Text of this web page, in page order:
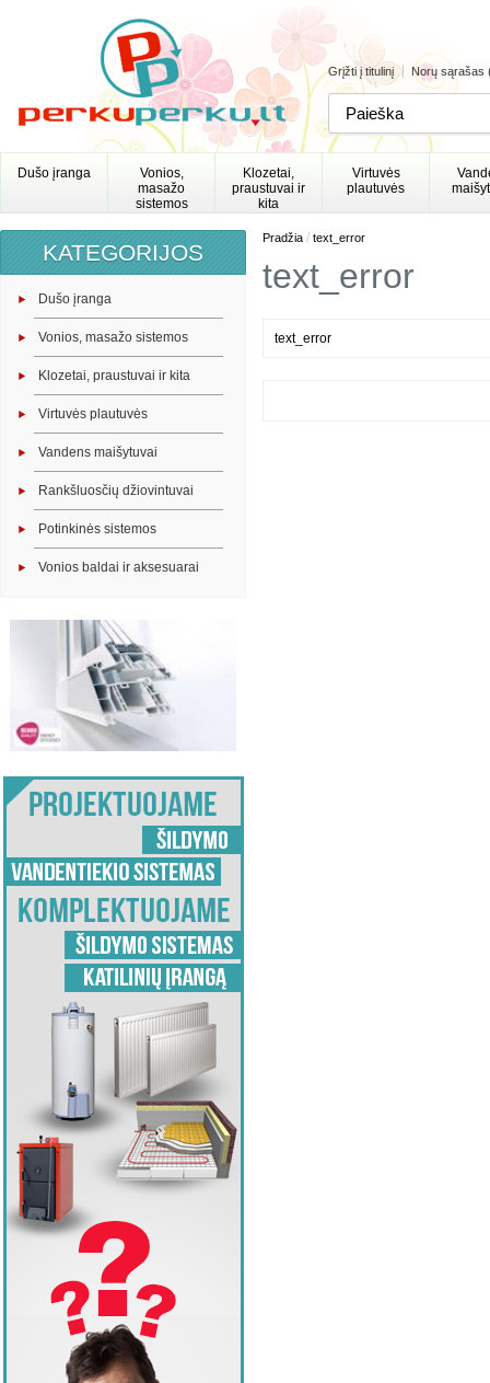
Grįžti į titulinį Norų sąrašas
Dušo įranga
Vonios,
masažo
sistemos
Klozetai,
praustuvai ir
kita
Virtuvės
plautuvės
KATEGORIJOS
Dušo įranga
Vonios, masažo sistemos
Klozetai, praustuvai ir kita
Virtuvės plautuvės
Vandens maišytuvai
Rankšluosčių džiovintuvai
Potinkinės sistemos
Vonios baldai ir aksesuarai
Pradžia / text_error
text_error
text_error